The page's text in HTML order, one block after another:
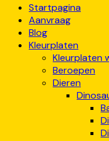
Startpagina
Aanvraag
Blog
Kleurplaten
Kleurplaten
Beroepen
Dieren